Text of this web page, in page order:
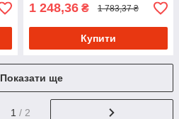
1 248,36 ₴ 1 783,37 ₴
Купити
Показати ще
1 / 2